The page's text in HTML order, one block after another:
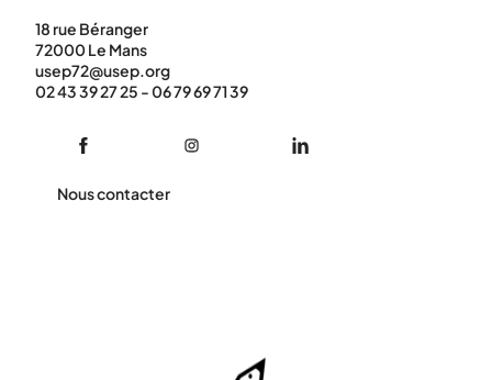
18 rue Béranger
72000 Le Mans
usep72@usep.org
02 43 39 27 25 - 06 79 69 71 39
Nous contacter